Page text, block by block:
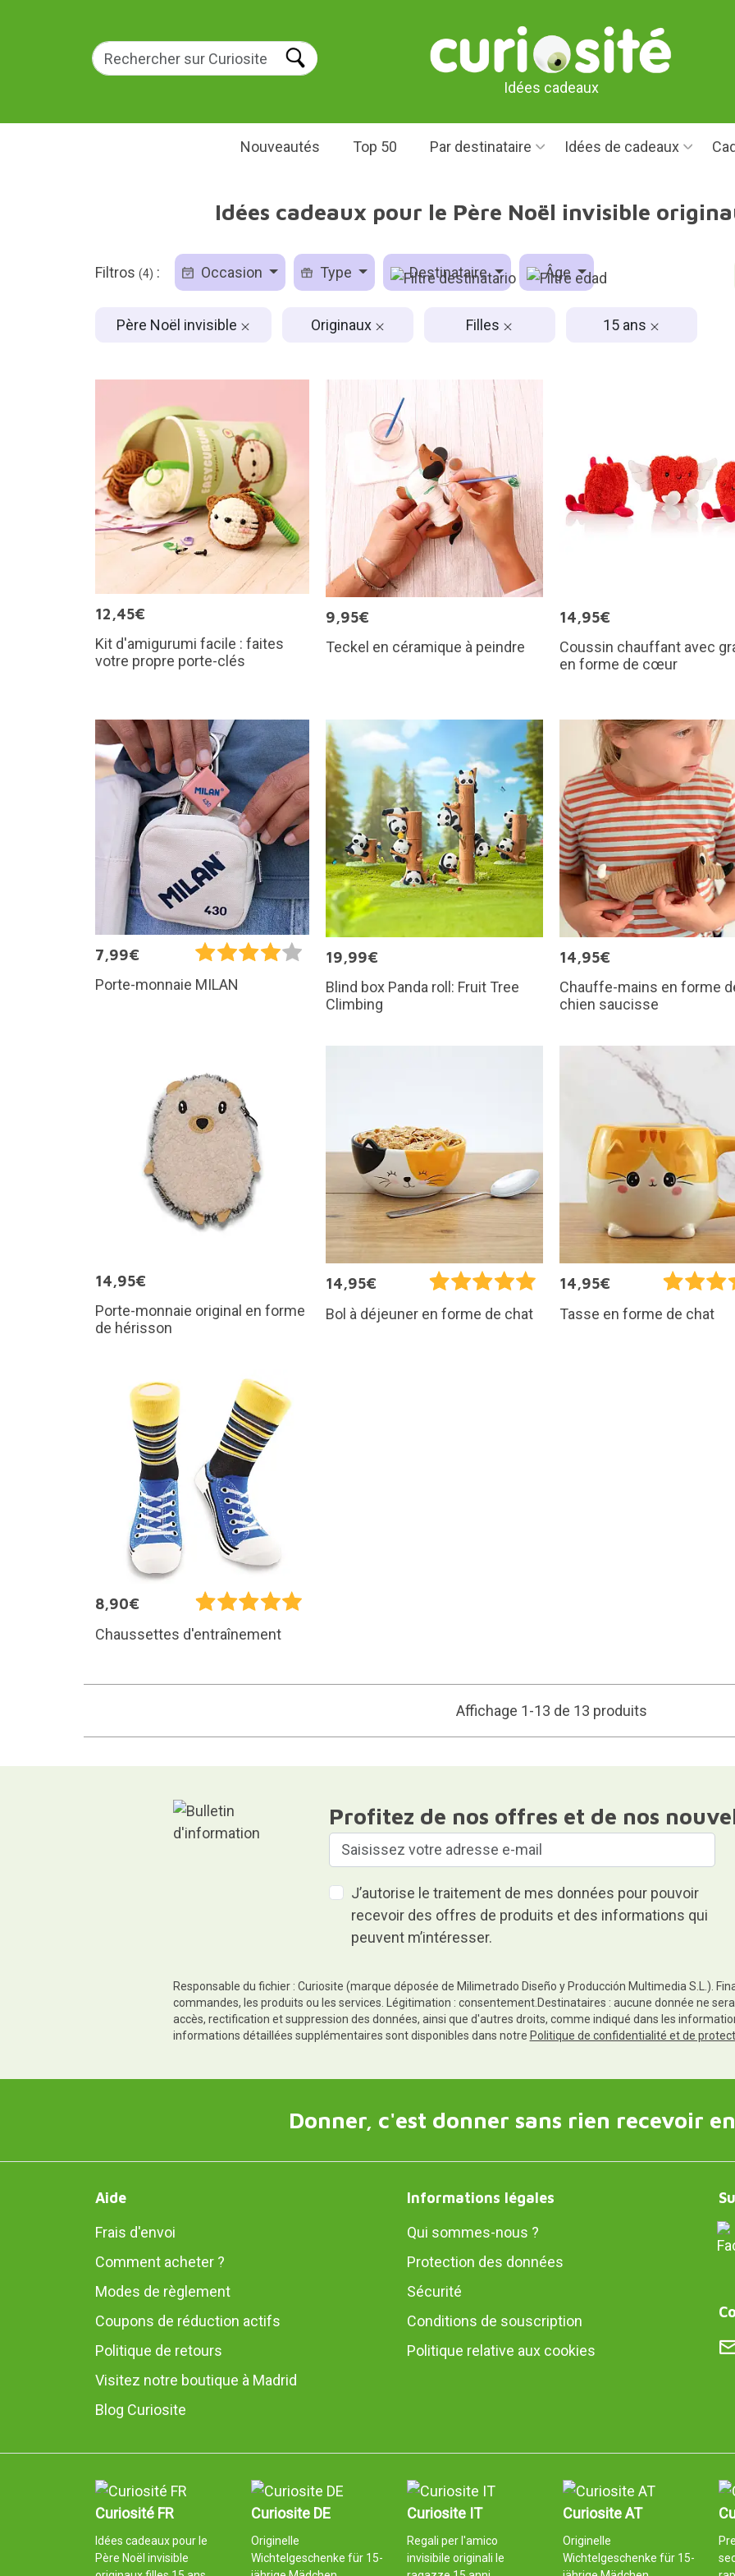
Idées cadeaux
Nouveautés Top 50 Par destinataire Idées de cadeaux
Idées cadeaux pour le Père Noël invisible
Filtros (4) : Occasion Type Destinataire Âge
Père Noël invisible Originaux Filles 15 ans
12,45€
Kit d'amigurumi facile : faites
votre propre porte-clés
9,95€
Teckel en céramique à peindre
14,95€
Coussin chauffant avec
en forme de cœur
7,99€
Porte-monnaie MILAN
19,99€
Blind box Panda roll: Fruit Tree
Climbing
14,95€
Chauffe-mains en forme
chien saucisse
14,95€
Porte-monnaie original en forme
de hérisson
14,95€
Bol à déjeuner en forme de chat
14,95€
Tasse en forme de chat
8,90€
Chaussettes d'entraînement
Affichage 1-13 de 13 produits
Profitez de nos offres et de nos
J’autorise le traitement de mes données pour pouvoir
recevoir des offres de produits et des informations qui
peuvent m’intéresser.
Responsable du fichier : Curiosite (marque déposée de Milimetrado Diseño y Producción Multimedia S.L.).
commandes, les produits ou les services. Légitimation : consentement.Destinataires : aucune donnée ne
accès, rectification et suppression des données, ainsi que d'autres droits, comme indiqué dans les
informations détaillées supplémentaires sont disponibles dans notre Politique de confidentialité et de
Donner, c'est donner sans rien recevoir
Aide
Frais d'envoi
Comment acheter ?
Modes de règlement
Coupons de réduction actifs
Politique de retours
Visitez notre boutique à Madrid
Blog Curiosite
Informations légales
Qui sommes-nous ?
Protection des données
Sécurité
Conditions de souscription
Politique relative aux cookies
Curiosité FR
Idées cadeaux pour le
Père Noël invisible
Curiosite DE
Originelle
Wichtelgeschenke für 15-
Curiosite IT
Regali per l'amico
invisibile originali le
Curiosite AT
Originelle
Wichtelgeschenke für 15-